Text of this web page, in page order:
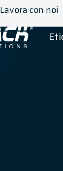
Lavora con noi